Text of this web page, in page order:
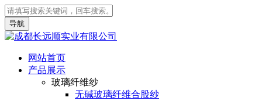
导航
网站首页
产品展示
玻璃纤维纱
无碱玻璃纤维合股纱